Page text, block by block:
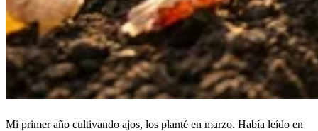
Mi primer año cultivando ajos, los planté en marzo. Había leído en